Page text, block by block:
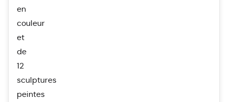
en
couleur
et
de
12
sculptures
peintes